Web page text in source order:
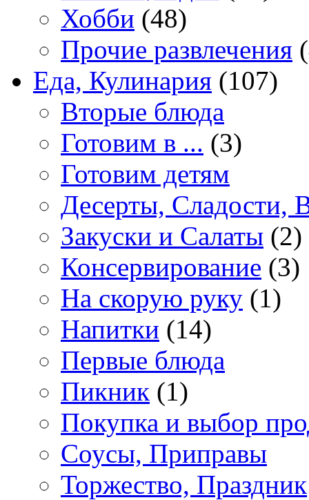
Хобби (48)
Прочие развлечения
Еда, Кулинария (107)
Вторые блюда
Готовим в ... (3)
Готовим детям
Десерты, Сладости,
Закуски и Салаты (2)
Консервирование (3)
На скорую руку (1)
Напитки (14)
Первые блюда
Пикник (1)
Покупка и выбор
Соусы, Приправы
Торжество, Праздник